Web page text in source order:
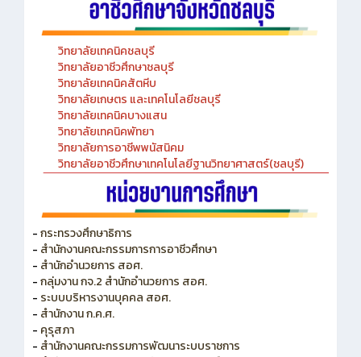
วิทยาลัยเทคนิคชลบุรี
วิทยาลัยอาชีวศึกษาชลบุรี
วิทยาลัยเทคนิคสัตหีบ
วิทยาลัยเกษตร และเทคโนโลยีชลบุรี
วิทยาลัยเทคนิคบางแสน
วิทยาลัยเทคนิคพัทยา
วิทยาลัยการอาชีพพนัสนิคม
วิทยาลัยอาชีวศึกษาเทคโนโลยีฐานวิทยาศาสตร์(ชลบุรี)
- กระทรวงศึกษาธิการ
- สำนักงานคณะกรรมการการอาชีวศึกษา
- สำนักอำนวยการ สอศ.
- กลุ่มงาน กจ.2 สำนักอำนวยการ สอศ.
- ระบบบริหารงานบุคคล สอศ.
- สำนักงาน ก.ค.ศ.
- คุรุสภา